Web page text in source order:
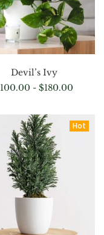
Devil’s Ivy
100.00 - $180.00
Hot